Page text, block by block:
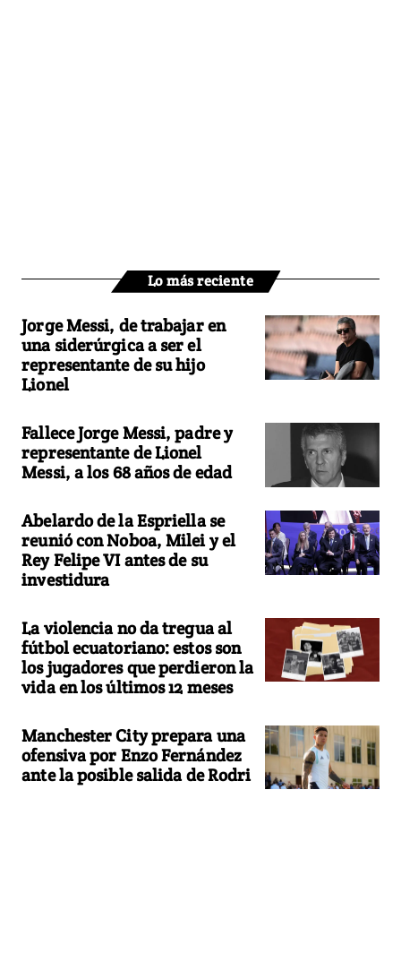
Lo más reciente
Jorge Messi, de trabajar en
una siderúrgica a ser el
representante de su hijo
Lionel
Fallece Jorge Messi, padre y
representante de Lionel
Messi, a los 68 años de edad
Abelardo de la Espriella se
reunió con Noboa, Milei y el
Rey Felipe VI antes de su
investidura
La violencia no da tregua al
fútbol ecuatoriano: estos son
los jugadores que perdieron la
vida en los últimos 12 meses
Manchester City prepara una
ofensiva por Enzo Fernández
ante la posible salida de Rodri